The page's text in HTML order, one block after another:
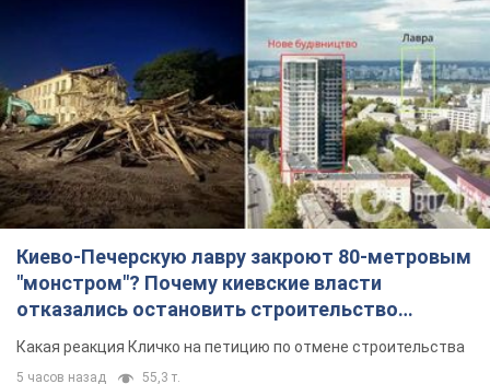
Киево-Печерскую лавру закроют 80-метровым
"монстром"? Почему киевские власти
отказались остановить строительство
небоскреба "московского верующего"
Какая реакция Кличко на петицию по отмене строительства
5 часов назад 55,3 т.